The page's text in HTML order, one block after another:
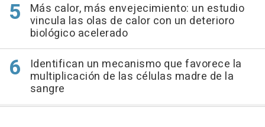
Más calor, más envejecimiento: un estudio
vincula las olas de calor con un deterioro
biológico acelerado
Identifican un mecanismo que favorece la
multiplicación de las células madre de la
sangre